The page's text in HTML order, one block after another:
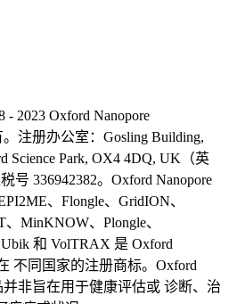
- 2023 Oxford Nanopore
。注册办公室：Gosling Building,
Science Park, OX4 4DQ, UK（英
号 336942382。Oxford Nanopore
、Flongle、GridION、
MinKNOW、Plongle、
和 VolTRAX 是 Oxford
不同国家的注册商标。Oxford
并非旨在用于健康评估或 诊断、治